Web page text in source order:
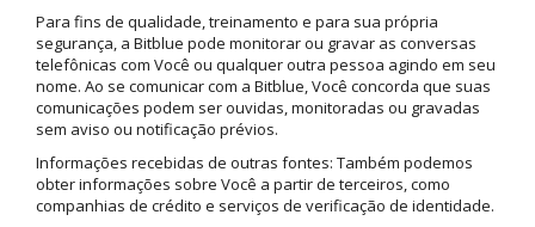
Para fins de qualidade, treinamento e para sua própria
segurança, a Bitblue pode monitorar ou gravar as conversas
telefônicas com Você ou qualquer outra pessoa agindo em seu
nome. Ao se comunicar com a Bitblue, Você concorda que suas
comunicações podem ser ouvidas, monitoradas ou gravadas
sem aviso ou notificação prévios.
Informações recebidas de outras fontes: Também podemos
obter informações sobre Você a partir de terceiros, como
companhias de crédito e serviços de verificação de identidade.